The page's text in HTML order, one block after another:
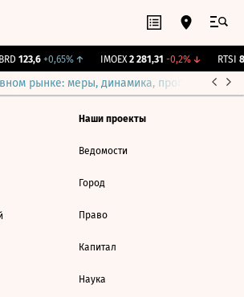
123,6 +0,65%↑ IMOEX 2 281,31 -0,2%↓ RTSI
рынке: меры, динамика, прогнозы
Наши проекты
Ведомости
Город
Право
Капитал
Наука